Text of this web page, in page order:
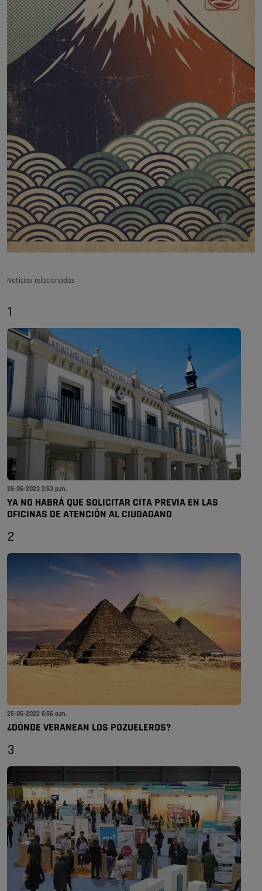
Noticias relacionadas
1
26-06-2023 2:53 p.m.
YA NO HABRÁ QUE SOLICITAR CITA PREVIA EN LAS
OFICINAS DE ATENCIÓN AL CIUDADANO
2
25-05-2022 6:56 a.m.
¿DÓNDE VERANEAN LOS POZUELEROS?
3